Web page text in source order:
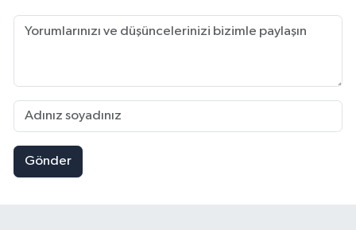
Gönder